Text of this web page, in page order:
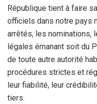
République tient à faire
officiels dans notre pays
arrêtés, les nominations,
légales émanant soit du
de toute autre autorité
procédures strictes et
leur fiabilité, leur
tiers.